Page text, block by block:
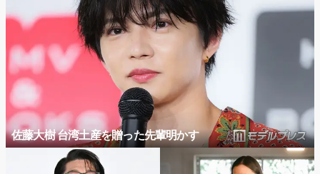
佐藤大樹 台湾土産を贈った先輩明かす